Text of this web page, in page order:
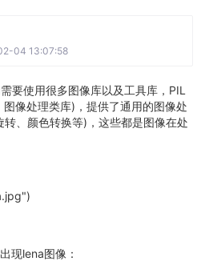
04 13:07:58
要使用很多图像库以及工具库，PIL
像处理类库)，提供了通用的图像处
、颜色转换等)，这些都是图像在处
现lena图像：